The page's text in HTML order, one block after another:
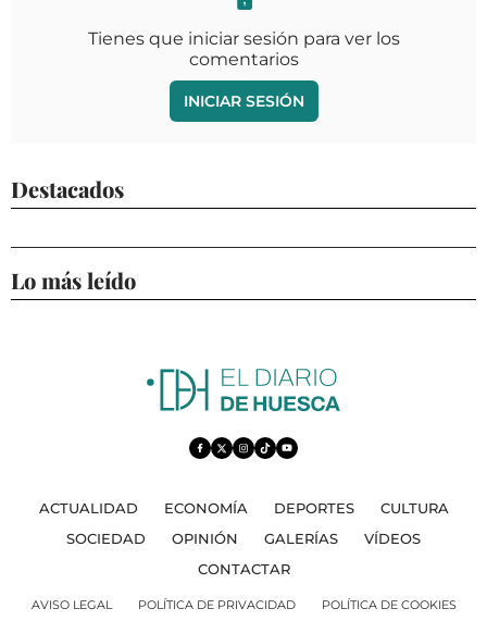
Tienes que iniciar sesión para ver los
comentarios
INICIAR SESIÓN
Destacados
Lo más leído
ACTUALIDAD ECONOMÍA DEPORTES
CULTURA
SOCIEDAD
OPINIÓN GALERÍAS
VÍDEOS
CONTACTAR
AVISO LEGAL POLÍTICA DE PRIVACIDAD POLÍTICA DE COOKIES